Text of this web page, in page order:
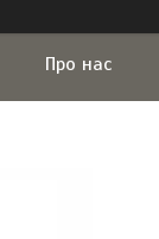
Про нас